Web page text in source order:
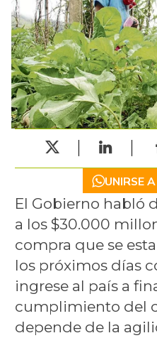
UNIRSE
El Gobierno habló
a los $30.000
compra que se
los próximos días
ingrese al país a
cumplimiento del
depende de la